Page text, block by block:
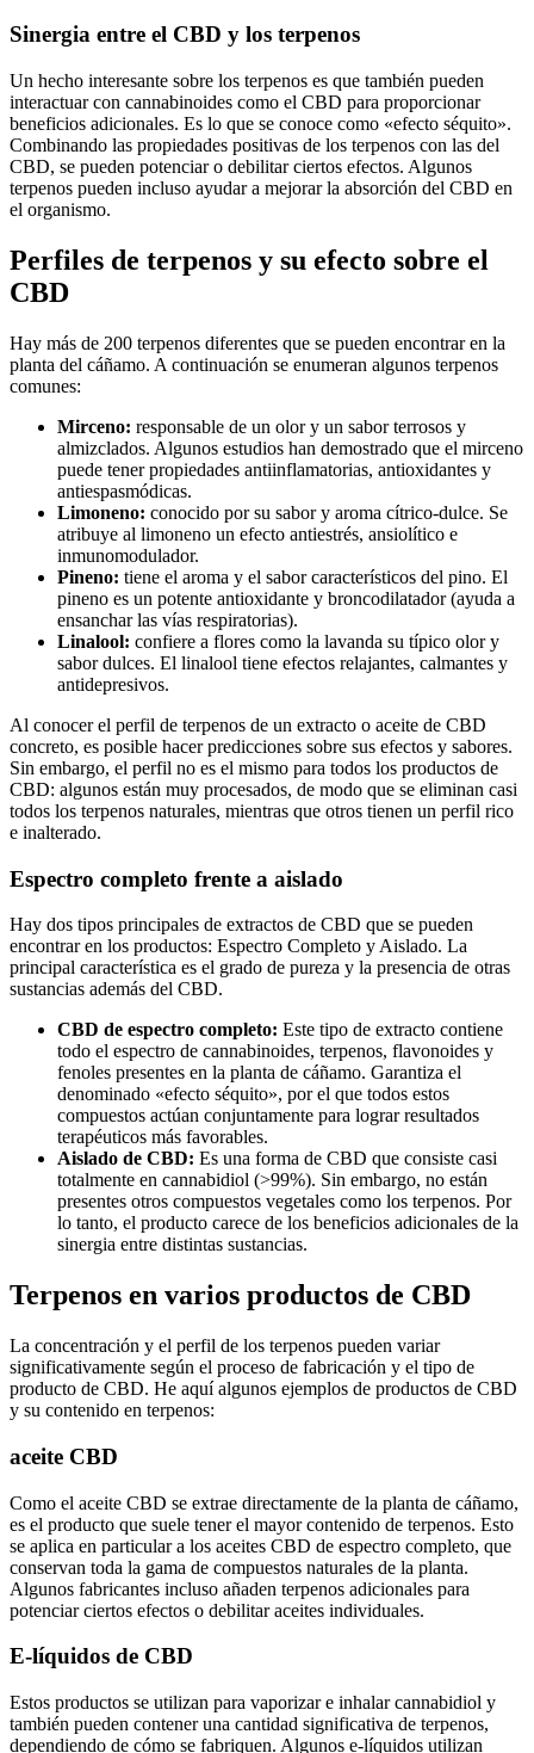
Sinergia entre el CBD y los terpenos
Un hecho interesante sobre los terpenos es que también pueden
interactuar con cannabinoides como el CBD para proporcionar
beneficios adicionales. Es lo que se conoce como «efecto séquito».
Combinando las propiedades positivas de los terpenos con las del
CBD, se pueden potenciar o debilitar ciertos efectos. Algunos
terpenos pueden incluso ayudar a mejorar la absorción del CBD en
el organismo.
Perfiles de terpenos y su efecto sobre el
CBD
Hay más de 200 terpenos diferentes que se pueden encontrar en la
planta del cáñamo. A continuación se enumeran algunos terpenos
comunes:
Mirceno: responsable de un olor y un sabor terrosos y
almizclados. Algunos estudios han demostrado que el mirceno
puede tener propiedades antiinflamatorias, antioxidantes y
antiespasmódicas.
Limoneno: conocido por su sabor y aroma cítrico-dulce. Se
atribuye al limoneno un efecto antiestrés, ansiolítico e
inmunomodulador.
Pineno: tiene el aroma y el sabor característicos del pino. El
pineno es un potente antioxidante y broncodilatador (ayuda a
ensanchar las vías respiratorias).
Linalool: confiere a flores como la lavanda su típico olor y
sabor dulces. El linalool tiene efectos relajantes, calmantes y
antidepresivos.
Al conocer el perfil de terpenos de un extracto o aceite de CBD
concreto, es posible hacer predicciones sobre sus efectos y sabores.
Sin embargo, el perfil no es el mismo para todos los productos de
CBD: algunos están muy procesados, de modo que se eliminan casi
todos los terpenos naturales, mientras que otros tienen un perfil rico
e inalterado.
Espectro completo frente a aislado
Hay dos tipos principales de extractos de CBD que se pueden
encontrar en los productos: Espectro Completo y Aislado. La
principal característica es el grado de pureza y la presencia de otras
sustancias además del CBD.
CBD de espectro completo: Este tipo de extracto contiene
todo el espectro de cannabinoides, terpenos, flavonoides y
fenoles presentes en la planta de cáñamo. Garantiza el
denominado «efecto séquito», por el que todos estos
compuestos actúan conjuntamente para lograr resultados
terapéuticos más favorables.
Aislado de CBD: Es una forma de CBD que consiste casi
totalmente en cannabidiol (>99%). Sin embargo, no están
presentes otros compuestos vegetales como los terpenos. Por
lo tanto, el producto carece de los beneficios adicionales de la
sinergia entre distintas sustancias.
Terpenos en varios productos de CBD
La concentración y el perfil de los terpenos pueden variar
significativamente según el proceso de fabricación y el tipo de
producto de CBD. He aquí algunos ejemplos de productos de CBD
y su contenido en terpenos:
aceite CBD
Como el aceite CBD se extrae directamente de la planta de cáñamo,
es el producto que suele tener el mayor contenido de terpenos. Esto
se aplica en particular a los aceites CBD de espectro completo, que
conservan toda la gama de compuestos naturales de la planta.
Algunos fabricantes incluso añaden terpenos adicionales para
potenciar ciertos efectos o debilitar aceites individuales.
E-líquidos de CBD
Estos productos se utilizan para vaporizar e inhalar cannabidiol y
también pueden contener una cantidad significativa de terpenos,
dependiendo de cómo se fabriquen. Algunos e-líquidos utilizan